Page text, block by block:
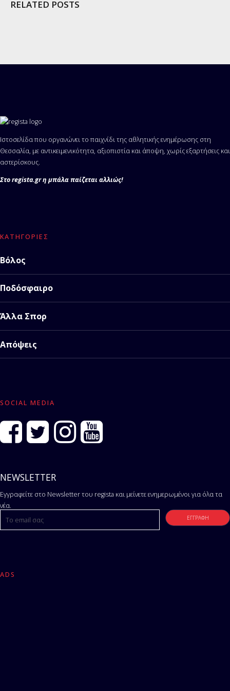
RELATED POSTS
Ιστοσελίδα που οργανώνει το παιχνίδι της αθλητικής ενημέρωσης στη
Θεσσαλία, με αντικειμενικότητα, αξιοπιστία και άποψη, χωρίς εξαρτήσεις και
αστερίσκους.
Στο regista.gr η μπάλα παίζεται αλλιώς!
ΚΑΤΗΓΟΡΊΕΣ
Βόλος
Ποδόσφαιρο
Άλλα Σπορ
Απόψεις
SOCIAL MEDIA
NEWSLETTER
Εγγραφείτε στο Newsletter του regista και μείνετε ενημερωμένοι για όλα τα
νέα.
ADS